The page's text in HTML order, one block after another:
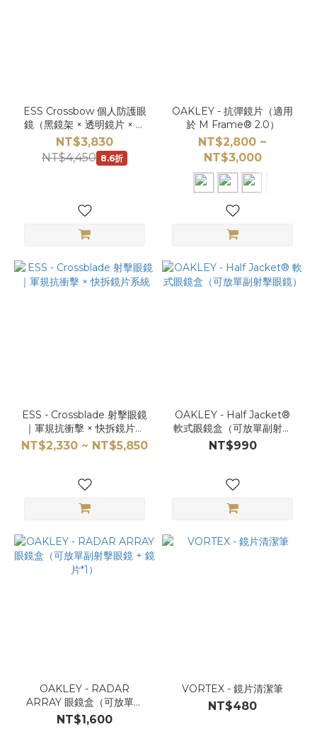
ESS Crossbow 個人防護眼
鏡（黑鏡架 × 透明鏡片 × 防
風罩）
NT$3,830
NT$4,450 8.6折
OAKLEY - 抗彈鏡片（適用
於 M Frame® 2.0）
NT$2,800 ~
NT$3,000
ESS - Crossblade 射擊眼鏡
｜軍規抗衝擊 × 快拆鏡片系
統
NT$2,330 ~ NT$5,850
OAKLEY - Half Jacket®
軟式眼鏡盒（可放單副射擊
眼鏡）
NT$990
OAKLEY - RADAR
ARRAY 眼鏡盒（可放單副
射擊眼鏡 + 鏡片*1）
NT$1,600
VORTEX - 鏡片清潔筆
NT$480